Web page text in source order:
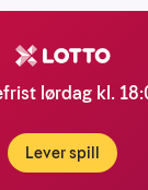
lørdag kl.
Lever spill